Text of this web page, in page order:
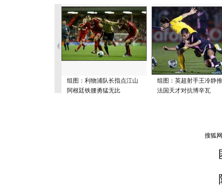
组图：利物浦队长指点江山
阿根廷铁腰勇猛无比
组图：英超射手王冷静
法国天才对抗博辛瓦